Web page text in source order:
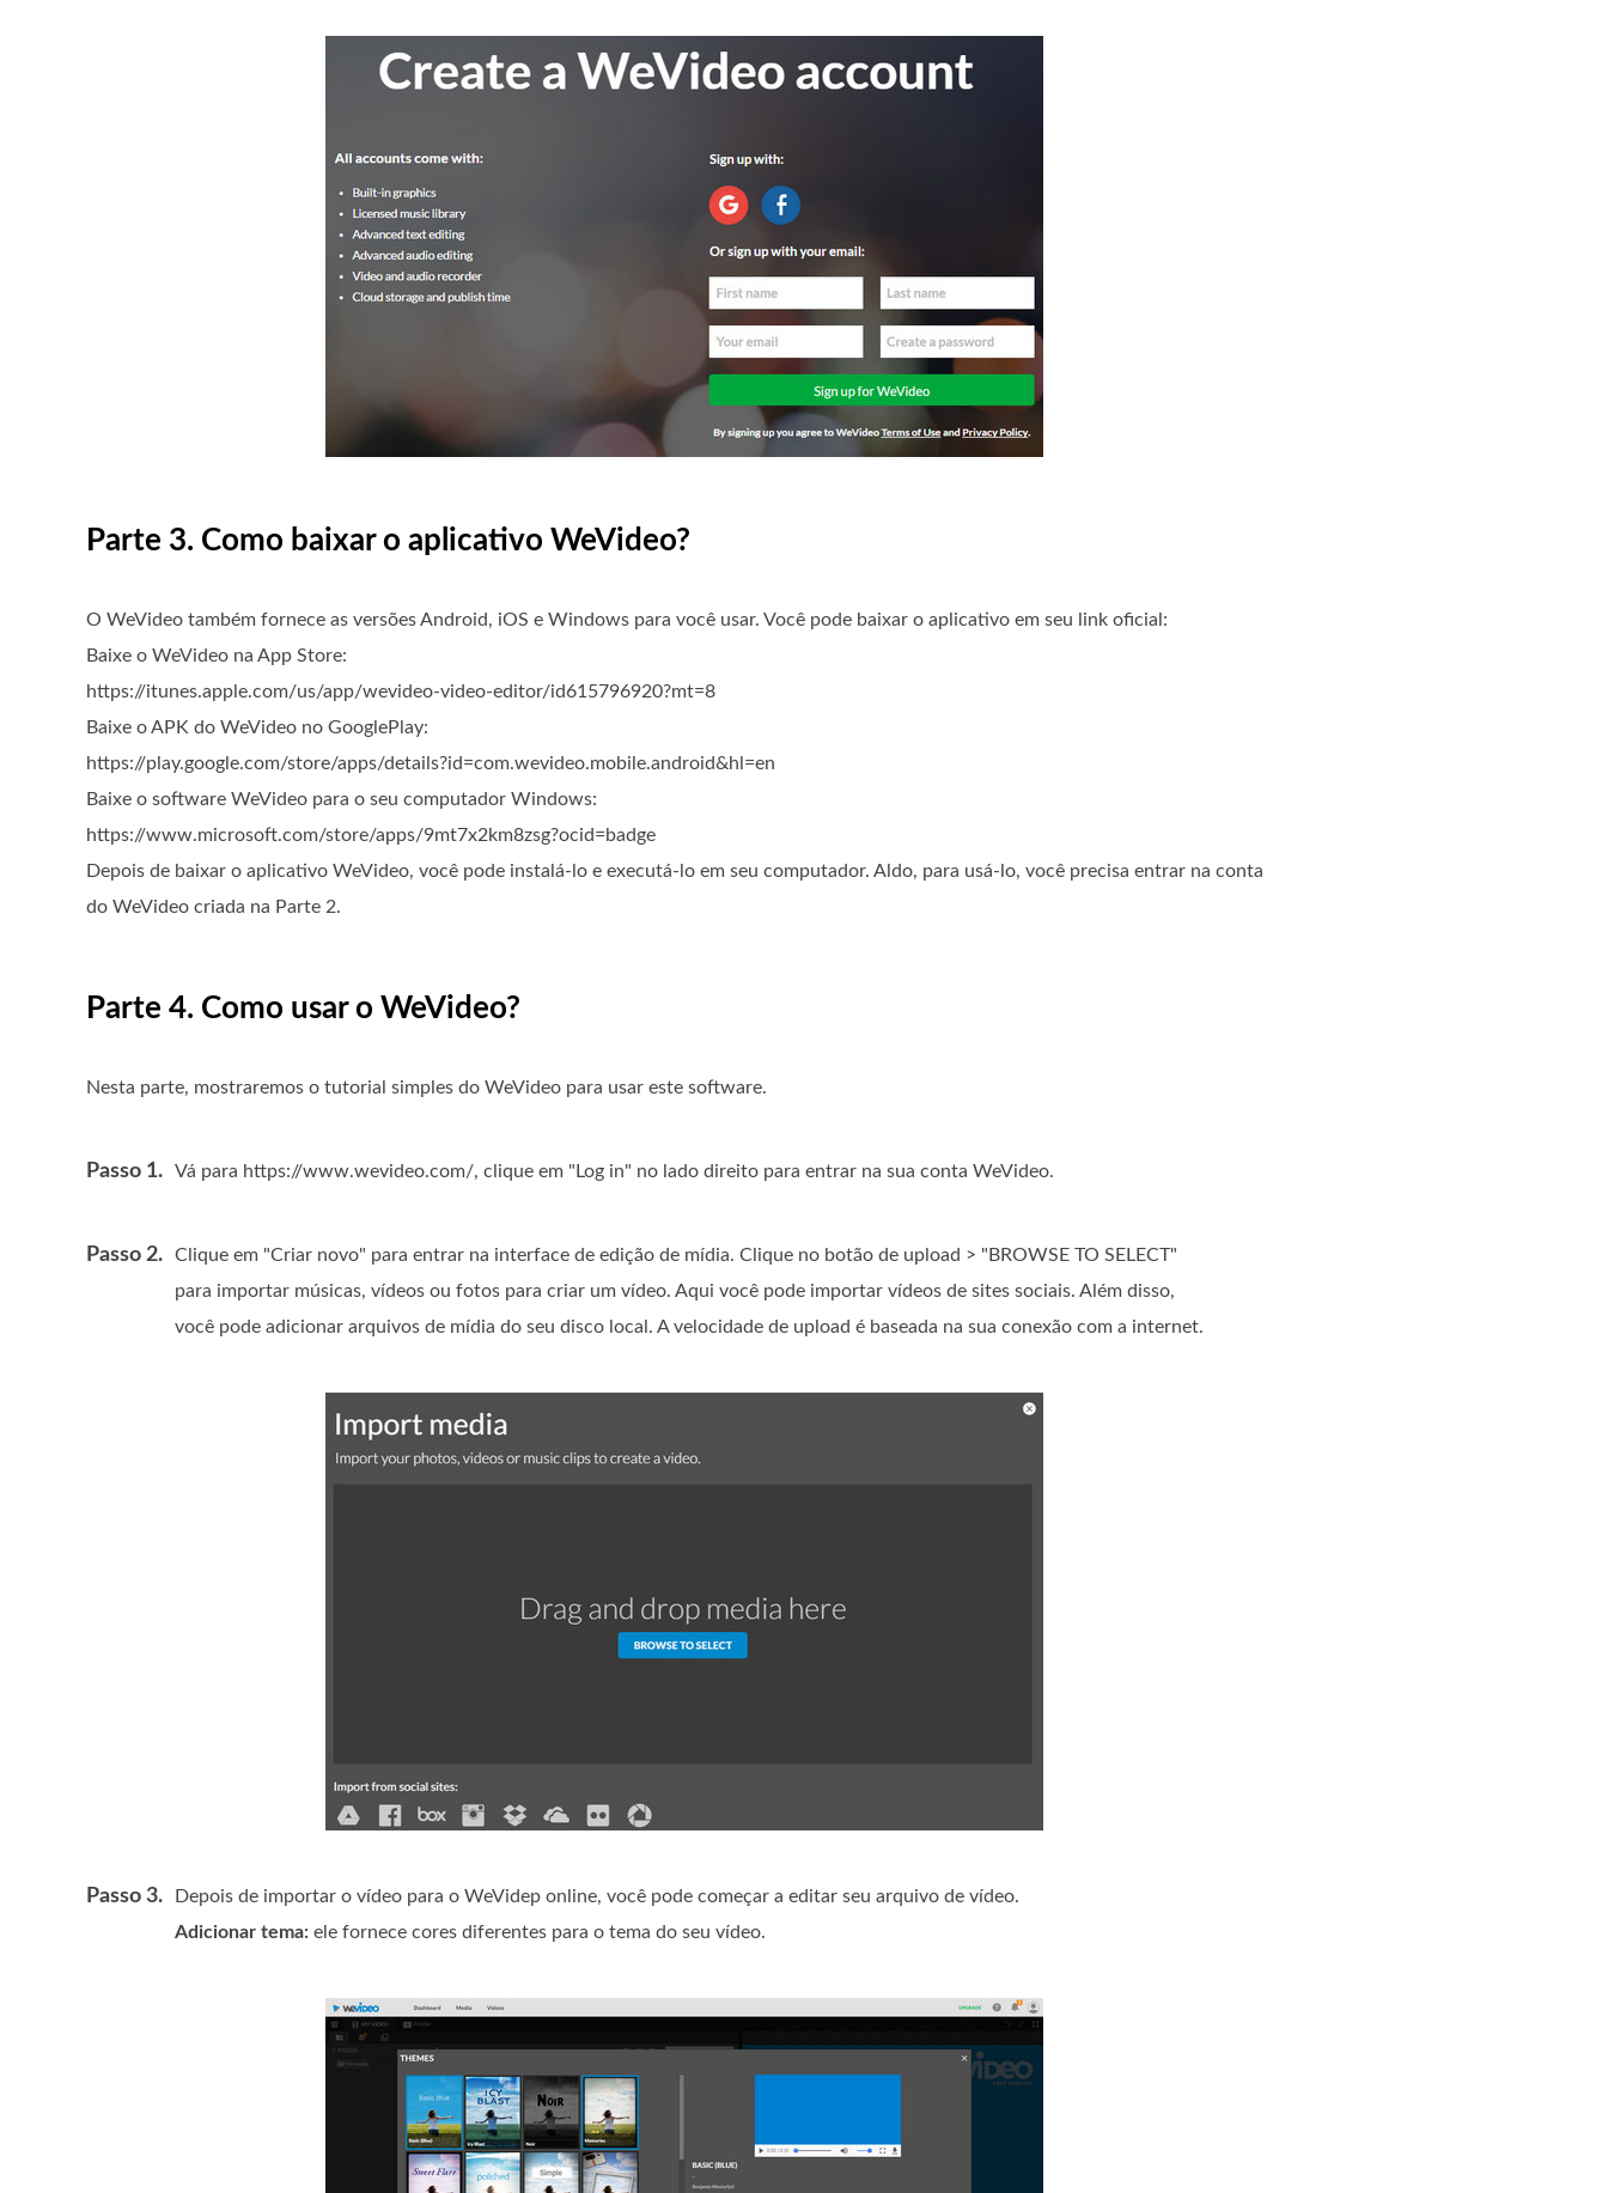
Parte 3. Como baixar o aplicativo WeVideo?
O WeVideo também fornece as versões Android, iOS e Windows para você usar. Você pode baixar o aplicativo em seu link oficial:
Baixe o WeVideo na App Store:
https://itunes.apple.com/us/app/wevideo-video-editor/id615796920?mt=8
Baixe o APK do WeVideo no GooglePlay:
https://play.google.com/store/apps/details?id=com.wevideo.mobile.android&hl=en
Baixe o software WeVideo para o seu computador Windows:
https://www.microsoft.com/store/apps/9mt7x2km8zsg?ocid=badge
Depois de baixar o aplicativo WeVideo, você pode instalá-lo e executá-lo em seu computador. Aldo, para usá-lo, você precisa entrar na conta
do WeVideo criada na Parte 2.
Parte 4. Como usar o WeVideo?
Nesta parte, mostraremos o tutorial simples do WeVideo para usar este software.
Passo 1. Vá para https://www.wevideo.com/, clique em "Log in" no lado direito para entrar na sua conta WeVideo.
Passo 2.
Clique em "Criar novo" para entrar na interface de edição de mídia. Clique no botão de upload > "BROWSE TO SELECT"
para importar músicas, vídeos ou fotos para criar um vídeo. Aqui você pode importar vídeos de sites sociais. Além disso,
você pode adicionar arquivos de mídia do seu disco local. A velocidade de upload é baseada na sua conexão com a internet.
Passo 3.
Depois de importar o vídeo para o WeVidep online, você pode começar a editar seu arquivo de vídeo.
Adicionar tema: ele fornece cores diferentes para o tema do seu vídeo.